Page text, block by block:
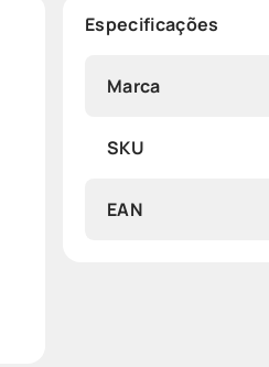
Especificações
Marca
SKU
EAN